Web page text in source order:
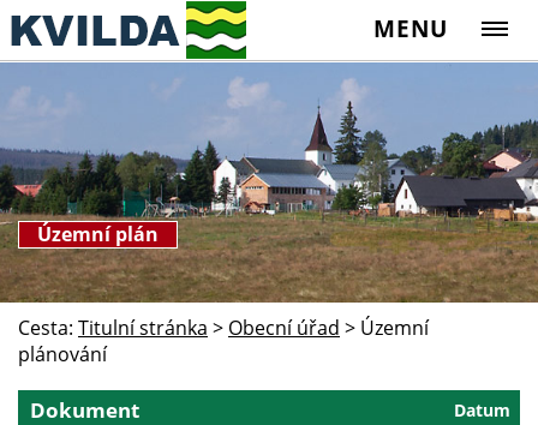
MENU
Územní plán
Cesta: Titulní stránka > Obecní úřad > Územní
plánování
Datum
Dokument